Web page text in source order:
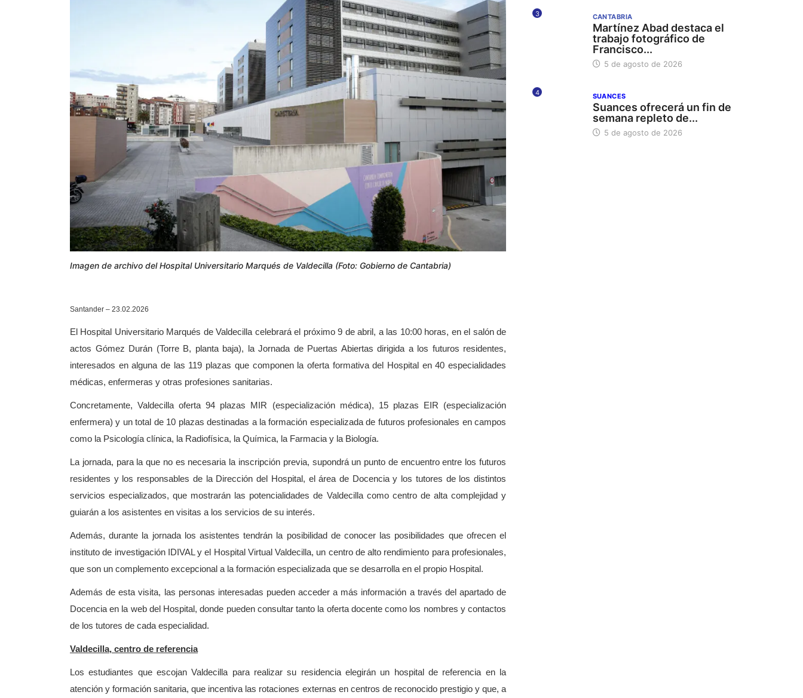
Imagen de archivo del Hospital Universitario Marqués de Valdecilla (Foto: Gobierno de Cantabria)
Santander – 23.02.2026
El Hospital Universitario Marqués de Valdecilla celebrará el próximo 9 de abril, a las 10:00 horas, en el salón de
actos Gómez Durán (Torre B, planta baja), la Jornada de Puertas Abiertas dirigida a los futuros residentes,
interesados en alguna de las 119 plazas que componen la oferta formativa del Hospital en 40 especialidades
médicas, enfermeras y otras profesiones sanitarias.
Concretamente, Valdecilla oferta 94 plazas MIR (especialización médica), 15 plazas EIR (especialización
enfermera) y un total de 10 plazas destinadas a la formación especializada de futuros profesionales en campos
como la Psicología clínica, la Radiofísica, la Química, la Farmacia y la Biología.
La jornada, para la que no es necesaria la inscripción previa, supondrá un punto de encuentro entre los futuros
residentes y los responsables de la Dirección del Hospital, el área de Docencia y los tutores de los distintos
servicios especializados, que mostrarán las potencialidades de Valdecilla como centro de alta complejidad y
guiarán a los asistentes en visitas a los servicios de su interés.
Además, durante la jornada los asistentes tendrán la posibilidad de conocer las posibilidades que ofrecen el
instituto de investigación IDIVAL y el Hospital Virtual Valdecilla, un centro de alto rendimiento para profesionales,
que son un complemento excepcional a la formación especializada que se desarrolla en el propio Hospital.
Además de esta visita, las personas interesadas pueden acceder a más información a través del apartado de
Docencia en la web del Hospital, donde pueden consultar tanto la oferta docente como los nombres y contactos
de los tutores de cada especialidad.
Valdecilla, centro de referencia
Los estudiantes que escojan Valdecilla para realizar su residencia elegirán un hospital de referencia en la
atención y formación sanitaria, que incentiva las rotaciones externas en centros de reconocido prestigio y que, a
3 CANTABRIA
Martínez Abad destaca el
trabajo fotográfico de
Francisco...
5 de agosto de 2026
4 SUANCES
Suances ofrecerá un fin de
semana repleto de...
5 de agosto de 2026